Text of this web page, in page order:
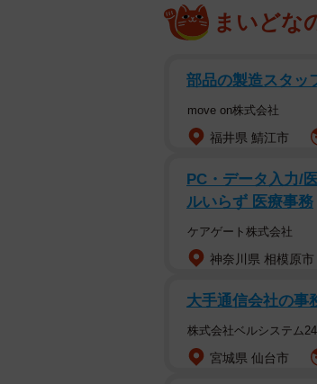
まいどな
部品の製造スタッ
move on株式会社
福井県 鯖江市
PC・データ入力/
ルいらず 医療事務
ケアゲート株式会社
神奈川県 相模原市
大手通信会社の事
株式会社ベルシステム24
宮城県 仙台市